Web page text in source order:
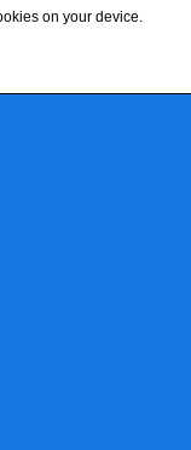
on your device.